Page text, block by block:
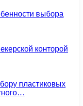
выбора
конторой
пластиковых